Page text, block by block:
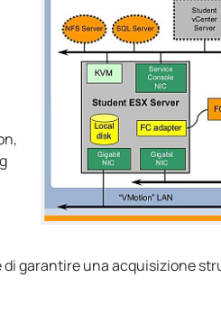
di garantire una acquisizione